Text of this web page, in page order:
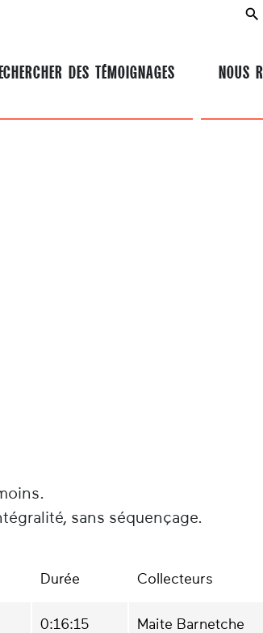
DES TÉMOIGNAGES NOUS
sans séquençage.
Durée Collecteurs
0:16:15 Maite Barnetche